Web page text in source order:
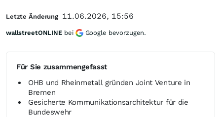
Für Sie zusammengefasst
OHB und Rheinmetall gründen Joint Venture in
Bremen
Gesicherte Kommunikationsarchitektur für die
Bundeswehr
Letzte Änderung 11.06.2026, 15:56
wallstreetONLINE bei Google bevorzugen.